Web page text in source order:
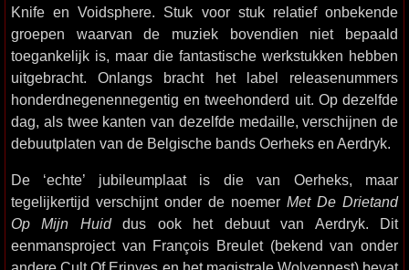
Knife en Voidsphere. Stuk voor stuk relatief onbekende
groepen waarvan de muziek bovendien niet bepaald
toegankelijk is, maar die fantastische werkstukken hebben
uitgebracht. Onlangs bracht het label releasenummers
honderdnegenennegentig en tweehonderd uit. Op dezelfde
dag, als twee kanten van dezelfde medaille, verschijnen de
debuutplaten van de Belgische bands Oerheks en Aerdryk.
De ‘echte’ jubileumplaat is die van Oerheks, maar
tegelijkertijd verschijnt onder de noemer Met De Drietand
Op Mijn Huiddus ook het debuut van Aerdryk. Dit
eenmansproject van François Breulet (bekend van onder